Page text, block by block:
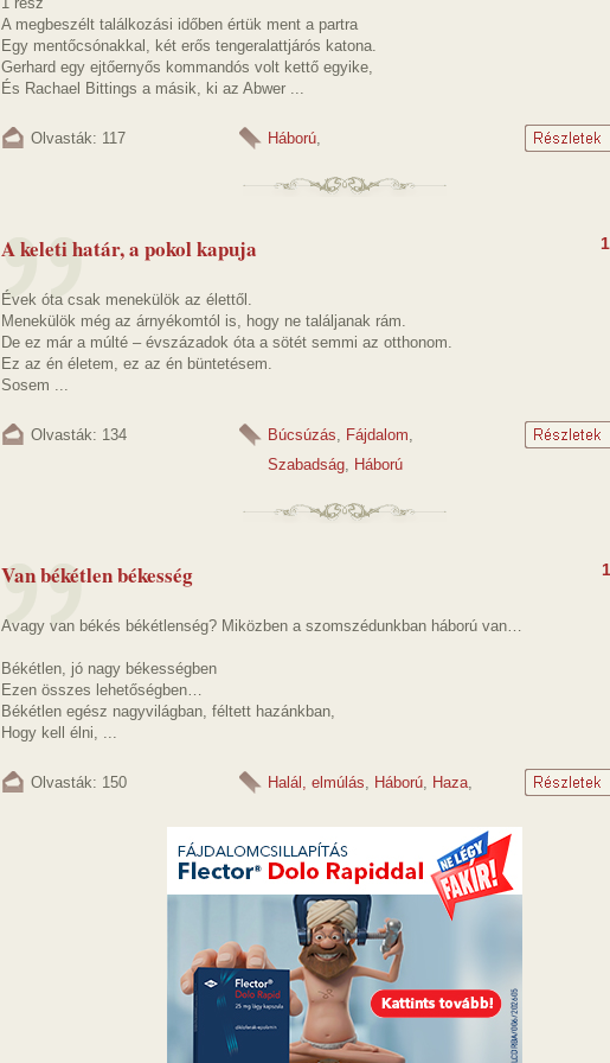
A megbeszélt találkozási időben értük ment a partra
Egy mentőcsónakkal, két erős tengeralattjárós katona.
Gerhard egy ejtőernyős kommandós volt kettő egyike,
És Rachael Bittings a másik, ki az Abwer ...
Olvasták: 117 Háború,
A keleti határ, a pokol kapuja
Évek óta csak menekülök az élettől.
Menekülök még az árnyékomtól is, hogy ne találjanak rám.
De ez már a múlté – évszázadok óta a sötét semmi az otthonom.
Ez az én életem, ez az én büntetésem.
Sosem ...
Olvasták: 134 Búcsúzás, Fájdalom,
Szabadság, Háború
Van békétlen békesség
Avagy van békés békétlenség? Miközben a szomszédunkban háború van…
Békétlen, jó nagy békességben
Ezen összes lehetőségben…
Békétlen egész nagyvilágban, féltett hazánkban,
Hogy kell élni, ...
Olvasták: 150 Halál, elmúlás, Háború, Haza,